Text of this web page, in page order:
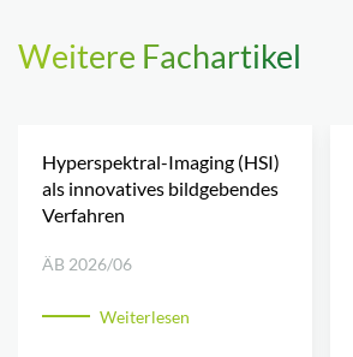
Weitere Fachartikel
Hyperspektral-Imaging (HSI)
als innovatives bildgebendes
Verfahren
ÄB 2026/06
Weiterlesen